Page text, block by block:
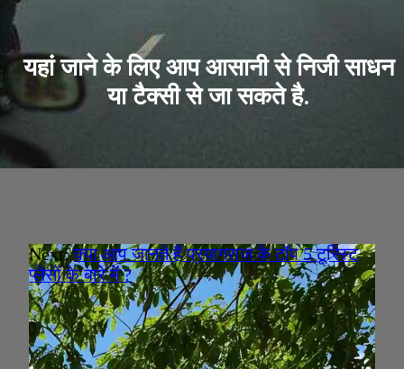
यहां जाने के लिए आप आसानी से निजी साधन
या टैक्सी से जा सकते है.
Next:क्या आप जानते हैं प्रयागराज के टॉप 5 टूरिस्ट
प्लेसों के बारे में ?